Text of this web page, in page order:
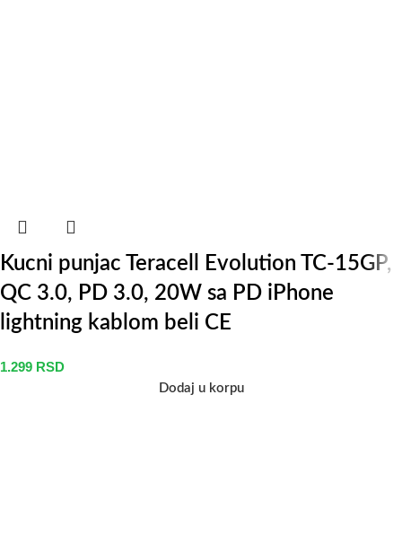
Kucni punjac Teracell Evolution TC-15GP,
QC 3.0, PD 3.0, 20W sa PD iPhone
lightning kablom beli CE
1.299 RSD
Dodaj u korpu